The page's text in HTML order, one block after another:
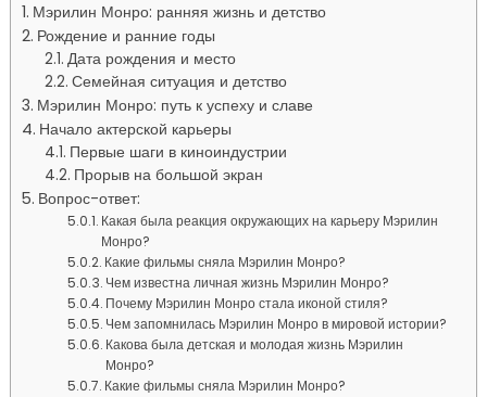
Мэрилин Монро: ранняя жизнь и детство
Рождение и ранние годы
Дата рождения и место
Семейная ситуация и детство
Мэрилин Монро: путь к успеху и славе
Начало актерской карьеры
Первые шаги в киноиндустрии
Прорыв на большой экран
Вопрос-ответ:
Какая была реакция окружающих на карьеру Мэрилин
Монро?
Какие фильмы сняла Мэрилин Монро?
Чем известна личная жизнь Мэрилин Монро?
Почему Мэрилин Монро стала иконой стиля?
Чем запомнилась Мэрилин Монро в мировой истории?
Какова была детская и молодая жизнь Мэрилин
Монро?
Какие фильмы сняла Мэрилин Монро?